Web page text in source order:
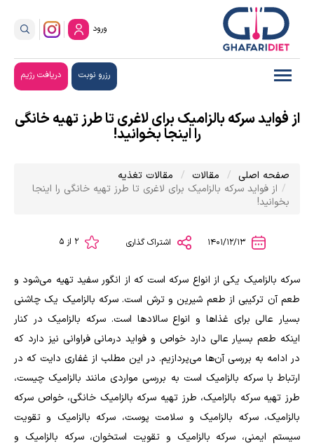
ورود
رزرو نوبت دریافت رژیم
از فواید سرکه بالزامیک برای لاغری تا طرز تهیه خانگی
را اینجا بخوانید!
صفحه اصلی مقالات
مقالات تغذیه
از فواید سرکه بالزامیک برای لاغری تا طرز تهیه خانگی را اینجا
بخوانید!
اشتراک گذاری
سرکه بالزامیک یکی از انواع سرکه است که از انگور سفید تهیه می‌شود و
طعم آن ترکیبی از طعم شیرین و ترش است. سرکه بالزامیک یک چاشنی
بسیار عالی برای غذاها و انواع سالاد‌ها است. سرکه بالزامیک در کنار
اینکه طعم بسیار عالی دارد خواص و فواید درمانی فراوانی نیز دارد که
در ادامه به بررسی آن‌ها می‌پردازیم. در این مطلب از غفاری دایت که در
ارتباط با سرکه بالزامیک است به بررسی مواردی مانند بالزامیک چیست،
طرز تهیه سرکه بالزامیک، طرز تهیه سرکه بالزامیک خانگی، خواص سرکه
بالزامیک، سرکه بالزامیک و سلامت پوست، سرکه بالزامیک و تقویت
سیستم ایمنی، سرکه بالزامیک و تقویت استخوان، سرکه بالزامیک و